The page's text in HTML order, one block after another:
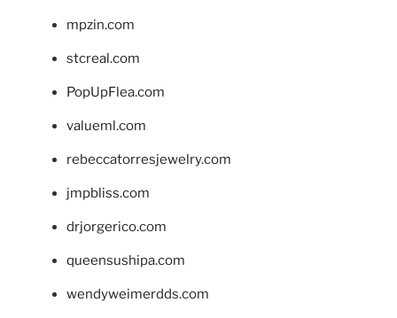
mpzin.com
stcreal.com
PopUpFlea.com
valueml.com
rebeccatorresjewelry.com
jmpbliss.com
drjorgerico.com
queensushipa.com
wendyweimerdds.com